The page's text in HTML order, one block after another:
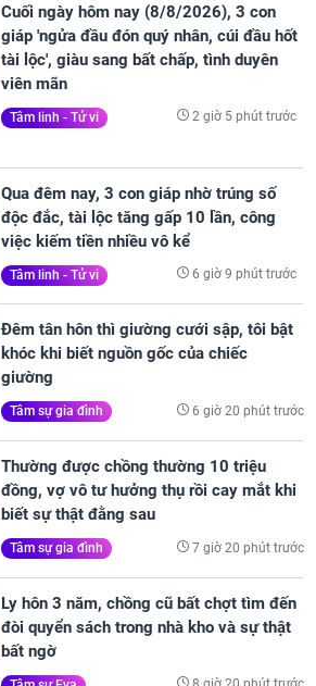
Cuối ngày hôm nay (8/8/2026), 3 con
giáp 'ngửa đầu đón quý nhân, cúi đầu hốt
tài lộc', giàu sang bất chấp, tình duyên
viên mãn
Tâm linh - Tử vi 2 giờ 5 phút trước
Qua đêm nay, 3 con giáp nhờ trúng số
độc đắc, tài lộc tăng gấp 10 lần, công
việc kiếm tiền nhiều vô kể
Tâm linh - Tử vi 6 giờ 9 phút trước
Đêm tân hôn thì giường cưới sập, tôi bật
khóc khi biết nguồn gốc của chiếc
giường
Tâm sự gia đình 6 giờ 20 phút trước
Thường được chồng thường 10 triệu
đồng, vợ vô tư hưởng thụ rồi cay mắt khi
biết sự thật đằng sau
Tâm sự gia đình 7 giờ 20 phút trước
Ly hôn 3 năm, chồng cũ bất chợt tìm đến
đòi quyển sách trong nhà kho và sự thật
bất ngờ